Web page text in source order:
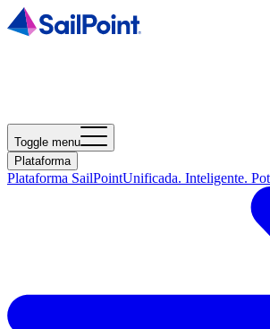
Toggle menu
Plataforma
Plataforma SailPointUnificada. Inteligente.